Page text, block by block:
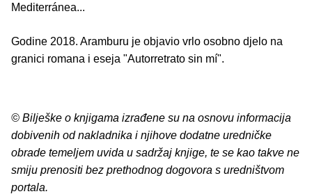
Mediterránea...
Godine 2018. Aramburu je objavio vrlo osobno djelo na
granici romana i eseja "Autorretrato sin mí".
© Bilješke o knjigama izrađene su na osnovu informacija
dobivenih od nakladnika i njihove dodatne uredničke
obrade temeljem uvida u sadržaj knjige, te se kao takve ne
smiju prenositi bez prethodnog dogovora s uredništvom
portala.